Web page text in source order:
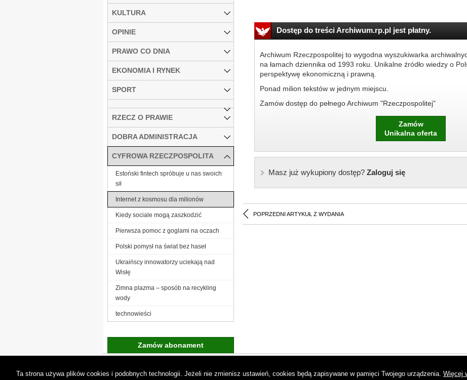
Dostęp do treści Archiwum.rp.pl jest płatny.
Archiwum Rzeczpospolitej to wygodna wyszukiwarka
na łamach dziennika od 1993 roku. Unikalne źródło wiedzy o
perspektywę ekonomiczną i prawną.
Ponad milion tekstów w jednym miejscu.
Zamów dostęp do pełnego Archiwum "Rzeczpospolitej"
Zamów
Unikalna oferta
Masz już wykupiony dostęp?Zaloguj się
POPRZEDNI ARTYKUŁ Z WYDANIA
KULTURA
OPINIE
PRAWO CO DNIA
EKONOMIA I RYNEK
SPORT
RZECZ O PRAWIE
DOBRA ADMINISTRACJA
CYFROWA RZECZPOSPOLITA
Estoński fintech spróbuje u nas swoich
sił
Internet z kosmosu dla milionów
Kiedy sociale mogą zaszkodzić
Pierwsza pomoc z goglami na oczach
Polski pomysł na świat bez haseł
Ukraińscy innowatorzy uciekają nad
Wisłę
Zimna plazma – sposób na recykling
wody
technowieści
Zamów abonament
Ta strona używa plików cookies i podobnych technologii. Jeżeli nie zmienisz ustawień, cookies będą zapisywane w pamięci Twojego urządzenia. Więcej